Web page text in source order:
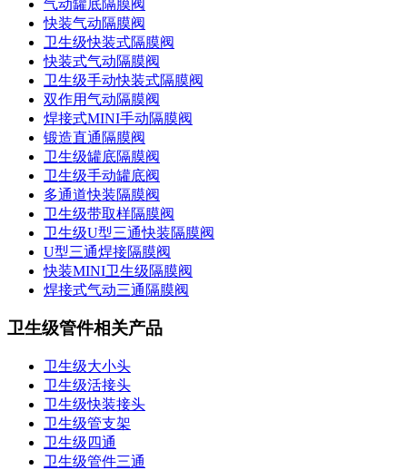
气动罐底隔膜阀
快装气动隔膜阀
卫生级快装式隔膜阀
快装式气动隔膜阀
卫生级手动快装式隔膜阀
双作用气动隔膜阀
焊接式MINI手动隔膜阀
锻造直通隔膜阀
卫生级罐底隔膜阀
卫生级手动罐底阀
多通道快装隔膜阀
卫生级带取样隔膜阀
卫生级U型三通快装隔膜阀
U型三通焊接隔膜阀
快装MINI卫生级隔膜阀
焊接式气动三通隔膜阀
卫生级管件相关产品
卫生级大小头
卫生级活接头
卫生级快装接头
卫生级管支架
卫生级四通
卫生级管件三通​